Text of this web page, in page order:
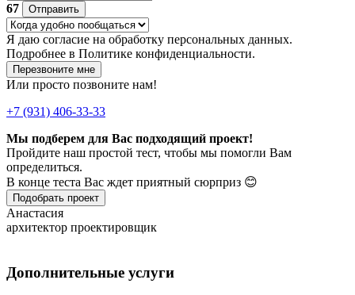
67
Отправить
Я даю согласие на обработку персональных данных.
Подробнее в Политике конфиденциальности.
Перезвоните мне
Или просто позвоните нам!
+7 (931) 406-33-33
Мы подберем для Вас подходящий проект!
Пройдите наш простой тест, чтобы мы помогли Вам
определиться.
В конце теста Вас ждет приятный сюрприз 😊
Подобрать проект
Анастасия
архитектор проектировщик
Дополнительные услуги